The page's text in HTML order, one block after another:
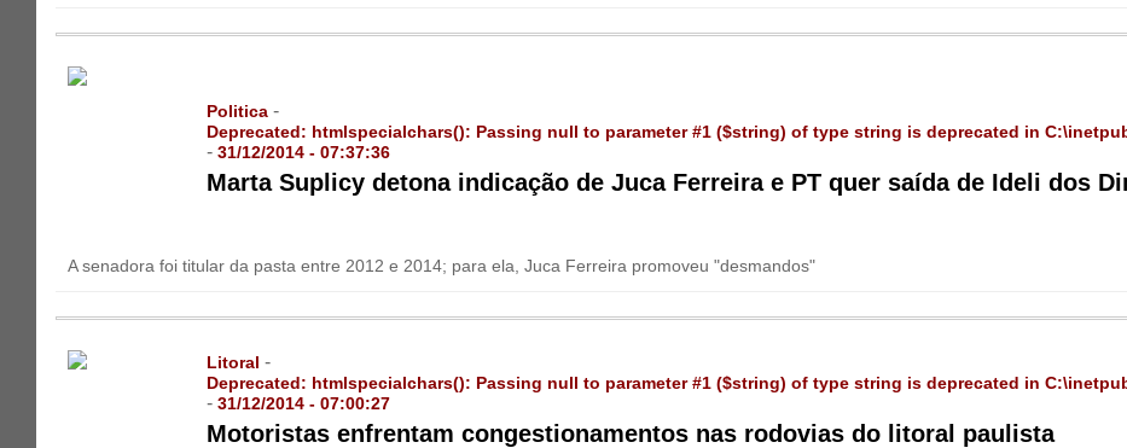
Politica -
Deprecated: htmlspecialchars(): Passing null to parameter #1 ($string) of type string is deprecated in
-31/12/2014 - 07:37:36
Marta Suplicy detona indicação de Juca Ferreira e PT quer saída de Ideli dos
A senadora foi titular da pasta entre 2012 e 2014; para ela, Juca Ferreira promoveu "desmandos"
Litoral -
Deprecated: htmlspecialchars(): Passing null to parameter #1 ($string) of type string is deprecated in
-31/12/2014 - 07:00:27
Motoristas enfrentam congestionamentos nas rodovias do litoral paulista